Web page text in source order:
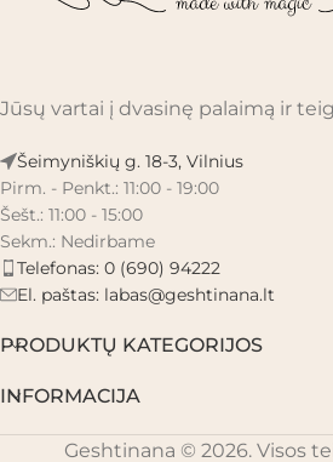
Jūsų vartai į dvasinę palaimą ir
Šeimyniškių g. 18-3, Vilnius
Pirm. - Penkt.: 11:00 - 19:00
Šešt.: 11:00 - 15:00
Sekm.: Nedirbame
Telefonas: 0 (690) 94222
El. paštas: labas@geshtinana.lt
PRODUKTŲ KATEGORIJOS
INFORMACIJA
Geshtinana © 2026. Visos